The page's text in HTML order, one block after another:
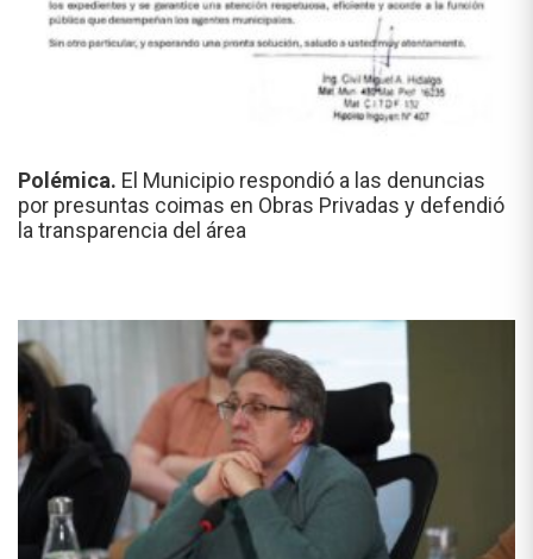
Polémica. El Municipio respondió a las denuncias
por presuntas coimas en Obras Privadas y defendió
la transparencia del área